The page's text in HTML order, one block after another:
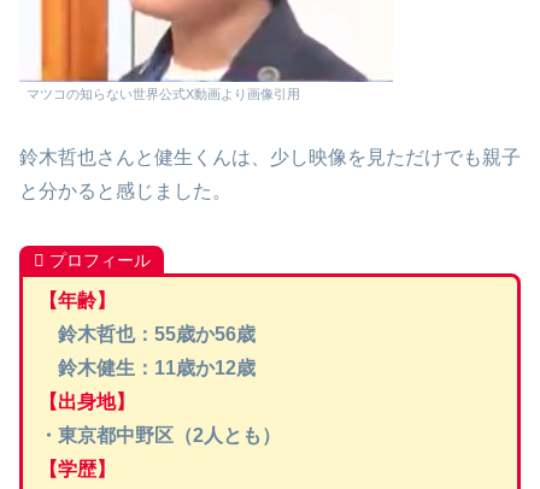
マツコの知らない世界公式X動画より画像引用
鈴木哲也さんと健生くんは、少し映像を見ただけでも親子
と分かると感じました。
プロフィール
【年齢】
鈴木哲也：55歳か56歳
鈴木健生：11歳か12歳
【出身地】
・東京都中野区（2人とも）
【学歴】